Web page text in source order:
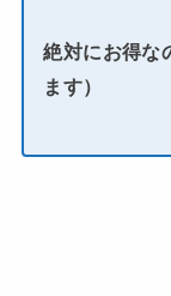
絶対にお得な
ます）